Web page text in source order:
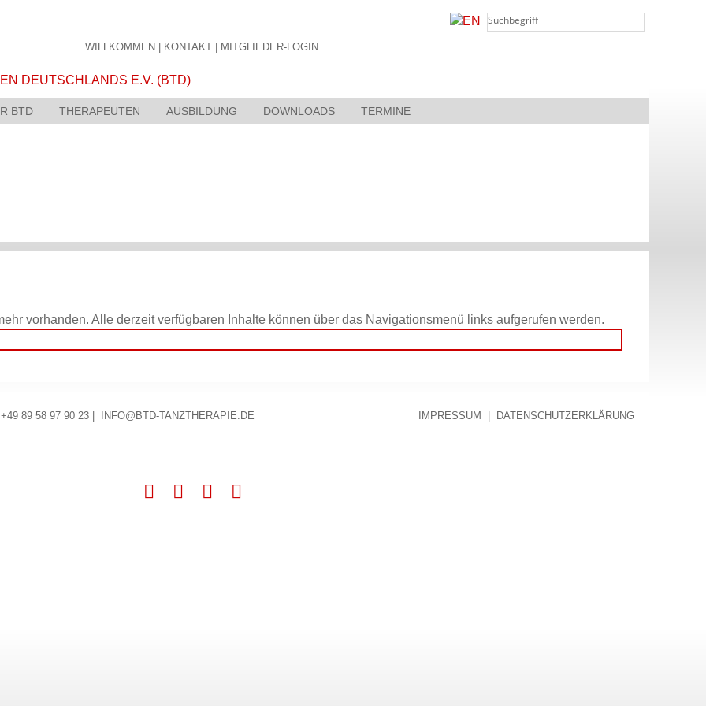
WILLKOMMEN KONTAKT MITGLIEDER-LOGIN
BTD THERAPEUTEN AUSBILDUNG DOWNLOADS TERMINE
vorhanden. Alle derzeit verfügbaren Inhalte können über das Navigationsmenü links aufgerufen werden.
89 58 97 90 23 | INFO@BTD-TANZTHERAPIE.DE IMPRESSUM DATENSCHUTZERKLÄRUNG